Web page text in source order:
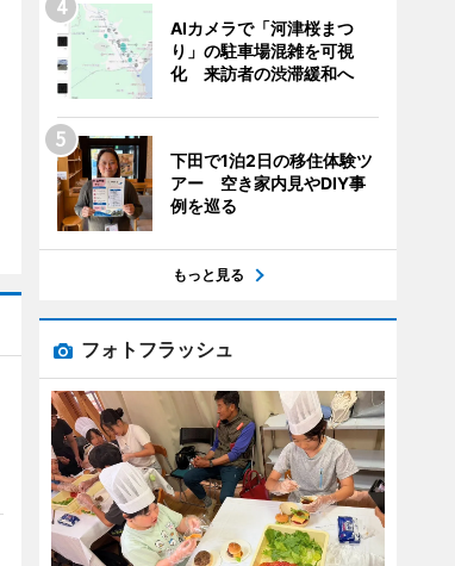
AIカメラで「河津桜まつ
り」の駐車場混雑を可視
化 来訪者の渋滞緩和へ
下田で1泊2日の移住体験ツ
アー 空き家内見やDIY事
例を巡る
もっと見る
フォトフラッシュ